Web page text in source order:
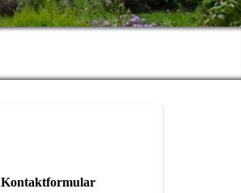
Kontaktformular